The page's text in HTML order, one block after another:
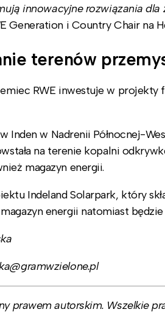
innowacyjne rozwiązania
Generation i Country Chair na
terenów
RWE inwestuje w
Inden w Nadrenii Północnej-
na terenie kopalni
magazyn energii.
Indeland Solarpark, który
energii natomiast
prawem autorskim. Wszelkie